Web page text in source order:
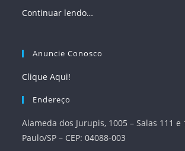
Continuar lendo…
Anuncie Conosco
Clique Aqui!
Endereço
Alameda dos Jurupis, 1005 – Salas 111 e
Paulo/SP – CEP: 04088-003